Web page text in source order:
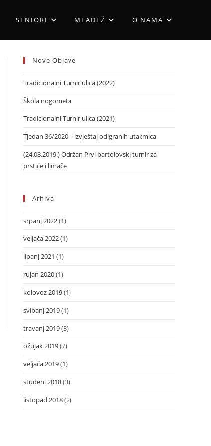
SENIORI MLADEŽ O NAMA
Nove Objave
Tradicionalni Turnir ulica (2022)
Škola nogometa
Tradicionalni Turnir ulica (2021)
Tjedan 36/2020 – izvještaj odigranih utakmica
(24.08.2019.) Održan Prvi bartolovski turnir za
prstiće i limače
Arhiva
srpanj 2022(1)
veljača 2022(1)
lipanj 2021 (1)
rujan 2020(1)
kolovoz 2019(1)
svibanj 2019(1)
travanj 2019(3)
ožujak 2019(7)
veljača 2019(1)
studeni 2018(3)
listopad 2018(2)